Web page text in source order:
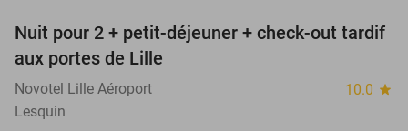
43%
Nuit pour 2 + petit-déjeuner + check-out tardif
aux portes de Lille
Novotel Lille Aéroport 10.0 star
Lesquin